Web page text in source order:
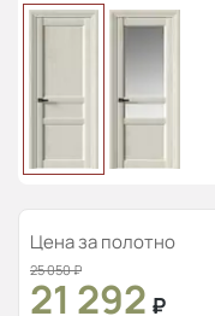
Цена за полотно
25 050₽
21 292 ₽